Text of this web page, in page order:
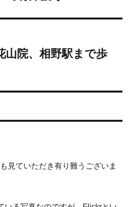
山院、相野駅まで歩
見ていただき有り難うございま